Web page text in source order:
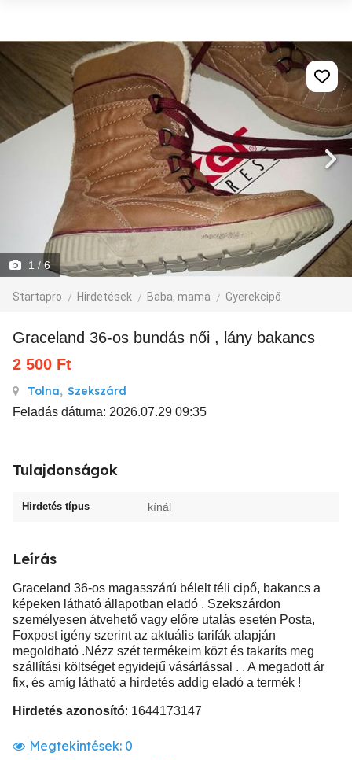
1 / 6
Startapro Hirdetések Baba, mama Gyerekcipő
Graceland 36-os bundás női , lány bakancs
2 500 Ft
Tolna, Szekszárd
Feladás dátuma: 2026.07.29 09:35
Tulajdonságok
Hirdetés típus kínál
Leírás
Graceland 36-os magasszárú bélelt téli cipő, bakancs a
képeken látható állapotban eladó . Szekszárdon
személyesen átvehető vagy előre utalás esetén Posta,
Foxpost igény szerint az aktuális tarifák alapján
megoldható .Nézz szét termékeim közt és takaríts meg
szállítási költséget egyidejű vásárlással . . A megadott ár
fix, és amíg látható a hirdetés addig eladó a termék !
Hirdetés azonosító: 1644173147
Megtekintések: 0